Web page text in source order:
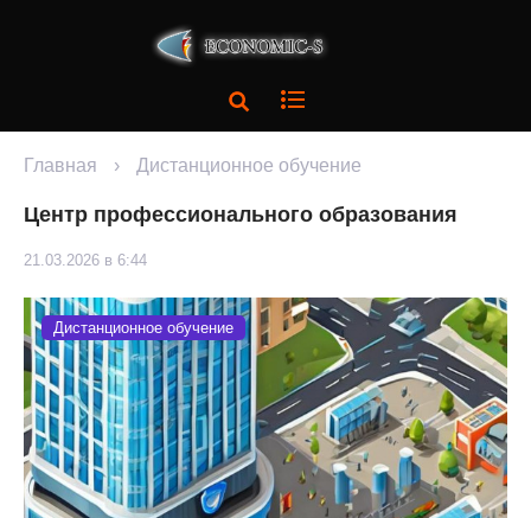
Главная › Дистанционное обучение
Центр профессионального образования
21.03.2026 в 6:44
Дистанционное обучение